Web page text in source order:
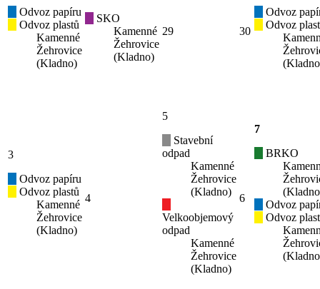
Odvoz papíru
Odvoz plastů
Kamenné
Žehrovice
(Kladno)
SKO
Kamenné
Žehrovice
(Kladno)
29 30
Odvoz
Odvoz
3
Odvoz papíru
Odvoz plastů
Kamenné
Žehrovice
(Kladno)
4
5
Stavební
odpad
Kamenné
Žehrovice
(Kladno)
Velkoobjemový
odpad
Kamenné
Žehrovice
(Kladno)
6
7
BRKO
Odvoz
Odvoz